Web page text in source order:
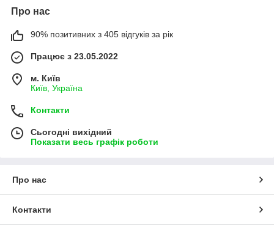
Про нас
90% позитивних з 405 відгуків за рік
Працює з 23.05.2022
м. Київ
Київ, Україна
Контакти
Сьогодні вихідний
Показати весь графік роботи
Про нас
Контакти